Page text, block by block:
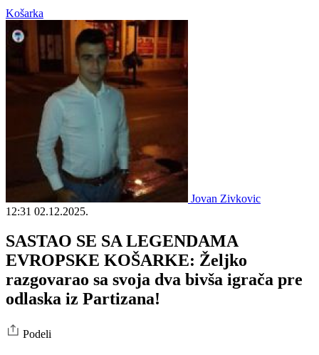
Košarka
Jovan Zivkovic
12:31 02.12.2025.
SASTAO SE SA LEGENDAMA
EVROPSKE KOŠARKE: Željko
razgovarao sa svoja dva bivša igrača pre
odlaska iz Partizana!
Podeli